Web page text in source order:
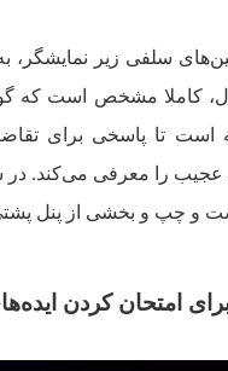
سلفی زیر
کاملا مشخص است که
است تا پاسخی برای
و چپ و بخشی از پنل پشتی
امتحان کردن